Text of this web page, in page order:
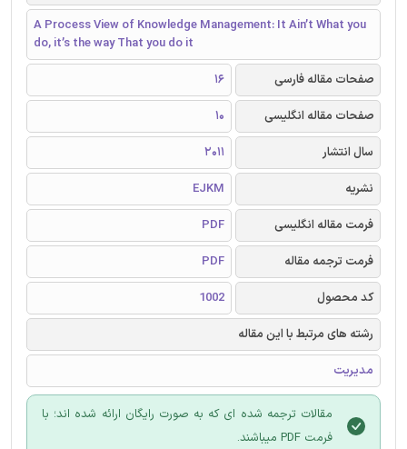
A Process View of Knowledge Management: It Ain’t What you
do, it’s the way That you do it
صفحات مقاله فارسی
16
صفحات مقاله انگلیسی
10
سال انتشار
2011
نشریه
EJKM
فرمت مقاله انگلیسی
PDF
فرمت ترجمه مقاله
PDF
کد محصول
1002
رشته های مرتبط با این مقاله
مدیریت
مقالات ترجمه شده ای که به صورت رایگان ارائه شده اند؛ با
فرمت PDF میباشند.